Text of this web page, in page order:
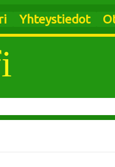
Yhteystiedot